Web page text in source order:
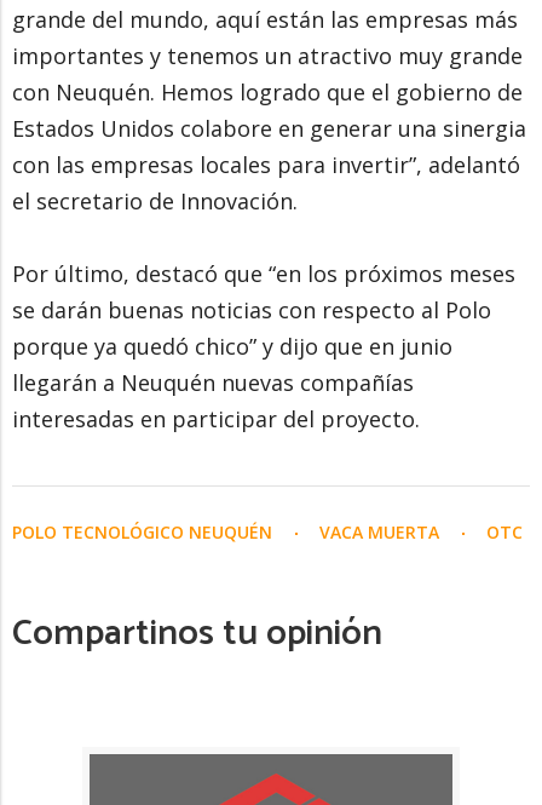
grande del mundo, aquí están las empresas más
importantes y tenemos un atractivo muy grande
con Neuquén. Hemos logrado que el gobierno de
Estados Unidos colabore en generar una sinergia
con las empresas locales para invertir”, adelantó
el secretario de Innovación.
Por último, destacó que “en los próximos meses
se darán buenas noticias con respecto al Polo
porque ya quedó chico” y dijo que en junio
llegarán a Neuquén nuevas compañías
interesadas en participar del proyecto.
POLO TECNOLÓGICO NEUQUÉN VACA MUERTA OTC
Compartinos tu opinión